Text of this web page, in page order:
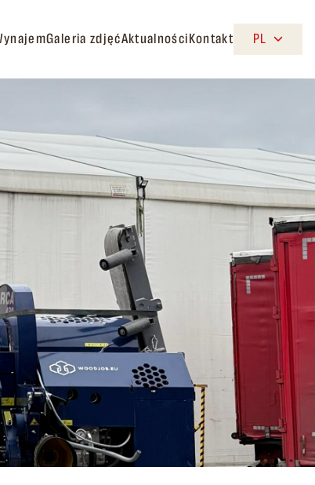
Galeria zdjęćAktualności Kontakt PL